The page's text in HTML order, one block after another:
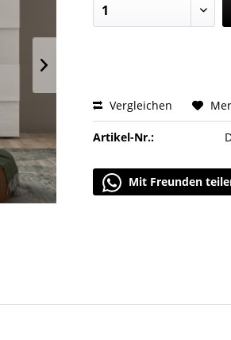
Vergleichen
Artikel-Nr.:
Mit Freunden